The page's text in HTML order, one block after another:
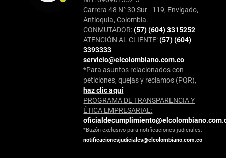
Carrera 48 N° 30 Sur - 119, Envigado,
Antioquia, Colombia.
CONMUTADOR:(57) (604) 3315252
ATENCIÓN AL CLIENTE:(57) (604)
3393333
servicio@elcolombiano.com.co
*Para asuntos relacionados con
peticiones, quejas y reclamos (PQR),
haz clic aquí
PROGRAMA DE TRANSPARENCIA Y
ÉTICA EMPRESARIAL:
*Buzón exclusivo para notificaciones judiciales:
notificacionesjudiciales@elcolombiano.com.co